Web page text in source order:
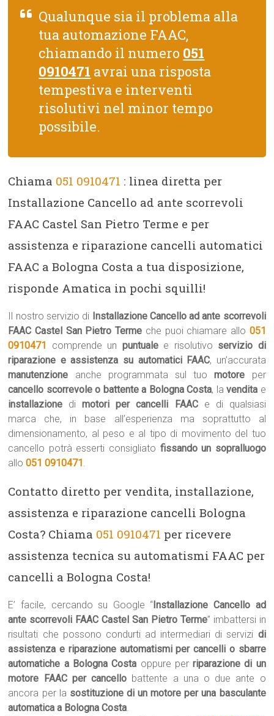
Qualunque sia il problema alla
tua automazione FAAC,
chiamando il numero 051
0910471 avrai una risposta
tempestiva e interventi
risolutivi nel minor tempo
possibile.
Chiama 051 0910471 : linea diretta per
Installazione Cancello ad ante scorrevoli
FAAC Castel San Pietro Terme e per
assistenza e riparazione cancelli automatici
FAAC a Bologna Costa a tua disposizione,
risponde Amatica in pochi squilli!
Il nostro servizio di Installazione Cancello ad ante scorrevoli
FAAC Castel San Pietro Terme che puoi chiamare allo 051
0910471
comprende un puntualee risolutivo servizio di
riparazione e assistenza su automatici FAAC, un’accurata
manutenzione anche programmata sul tuomotore per
cancello scorrevole o battente a Bologna Costa, lavendita e
installazione dimotori per cancelli FAACe di qualsiasi
marca che, in base all’esperienza ma soprattutto al
dimensionamento, al peso e al tipo di movimento del tuo
cancello potrà esserti consigliato fissando un sopralluogo
allo051 0910471.
Contatto diretto per vendita, installazione,
assistenza e riparazione cancelli Bologna
Costa? Chiama 051 0910471 per ricevere
assistenza tecnica su automatismi FAAC per
cancelli a Bologna Costa!
E’ facile, cercando su Google “Installazione Cancello ad
ante scorrevoli FAAC Castel San Pietro Terme” imbattersi in
risultati che possono condurti ad intermediari di servizi di
assistenza e riparazione automatismi per cancelli o sbarre
automatiche a Bologna Costa oppure perriparazione di un
motore FAAC per cancello battente a una o due ante o
ancora per la sostituzione di un motore per una basculante
automatica a Bologna Costa.